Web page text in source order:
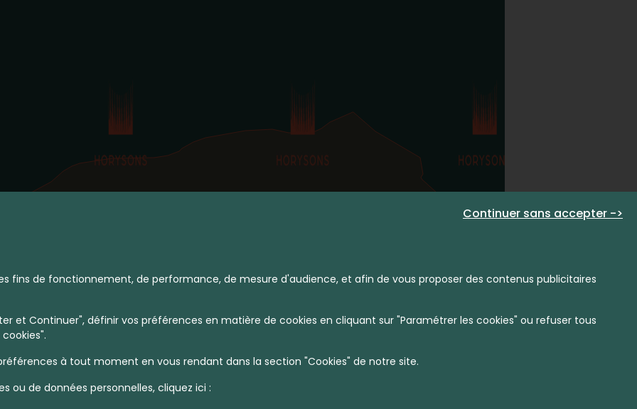
Continuer sans accepter ->
fins de fonctionnement, de performance, de mesure d'audience, et afin de vous proposer des contenus publicitaires
et Continuer", définir vos préférences en matière de cookies en cliquant sur "Paramétrer les cookies" ou refuser tous
à tout moment en vous rendant dans la section "Cookies" de notre site.
ou de données personnelles, cliquez ici :